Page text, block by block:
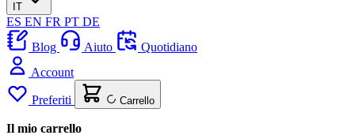
IT
ES EN FR PT DE
Blog
Aiuto
Quotidiano
Account
Preferiti Carrello
Il mio carrello